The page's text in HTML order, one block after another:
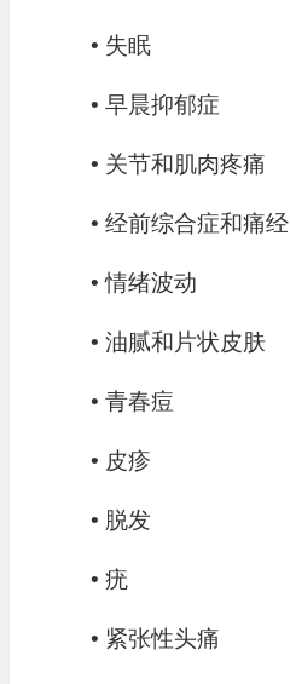
• 失眠
• 早晨抑郁症
• 关节和肌肉疼痛
• 经前综合症和痛经
• 情绪波动
• 油腻和片状皮肤
• 青春痘
• 皮疹
• 脱发
• 疣
• 紧张性头痛